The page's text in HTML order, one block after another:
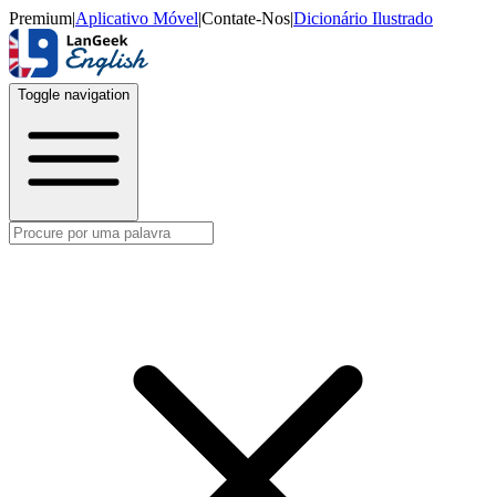
Premium|Aplicativo Móvel|Contate-Nos|Dicionário Ilustrado
Toggle navigation